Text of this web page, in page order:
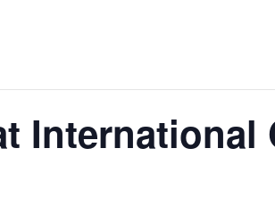
International